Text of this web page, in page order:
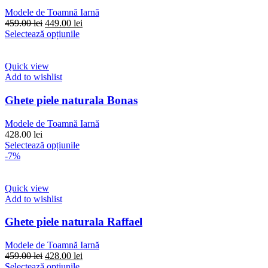
alese
în
pagina
produsului.
Modele de Toamnă Iarnă
459.00lei Prețul
inițial
459.00 lei.
449.00 lei
Selectează opțiunileAcest
Opțiunile
pot
fi
alese
pagina
Quick view
Add to wishlist
Ghete piele naturala Bonas
Modele de Toamnă Iarnă
428.00 lei
Selectează opțiunileAcest
pot
alese
în
pagina
-7%
Quick view
Add to wishlist
Ghete piele naturala Raffael
Modele de Toamnă Iarnă
459.00lei Prețul
inițial
428.00 lei
Acest